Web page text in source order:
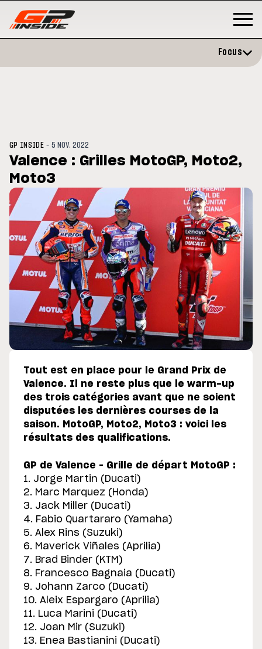
l'opération et vise un
en septembre
Doublé Trackhouse en Sprint
Focus
GP INSIDE -5 NOV. 2022
Valence : Grilles MotoGP, Moto2,
Moto3
Tout est en place pour le Grand Prix de
Valence. Il ne reste plus que le warm-up
des trois catégories avant que ne soient
disputées les dernières courses de la
saison. MotoGP, Moto2, Moto3 : voici les
résultats des qualifications.
GP de Valence – Grille de départ MotoGP :
1. Jorge Martin (Ducati)
2. Marc Marquez (Honda)
3. Jack Miller (Ducati)
4. Fabio Quartararo (Yamaha)
5. Alex Rins (Suzuki)
6. Maverick Viñales (Aprilia)
7. Brad Binder (KTM)
8. Francesco Bagnaia (Ducati)
9. Johann Zarco (Ducati)
10. Aleix Espargaro (Aprilia)
11. Luca Marini (Ducati)
12. Joan Mir (Suzuki)
13. Enea Bastianini (Ducati)